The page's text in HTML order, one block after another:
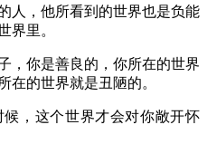
人，他所看到的世界也是负能
界里。
，你是善良的，你所在的世界
在的世界就是丑陋的。
，这个世界才会对你敞开怀